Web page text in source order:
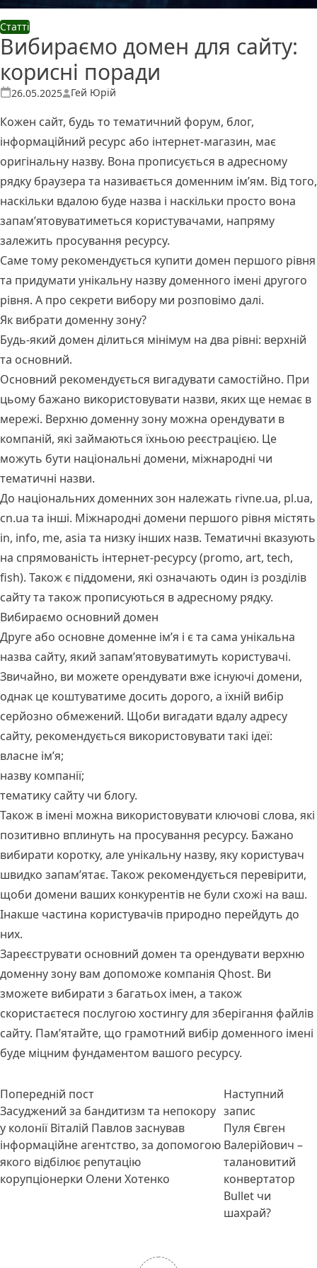
Статті
Вибираємо домен для сайту:
корисні поради
26.05.2025Опубліковано
Гей Юрій
Кожен сайт, будь то тематичний форум, блог,
інформаційний ресурс або інтернет-магазин, має
оригінальну назву. Вона прописується в адресному
рядку браузера та називається доменним ім’ям. Від того,
наскільки вдалою буде назва і наскільки просто вона
запам’ятовуватиметься користувачами, напряму
залежить просування ресурсу.
Саме тому рекомендується купити домен першого рівня
та придумати унікальну назву доменного імені другого
рівня. А про секрети вибору ми розповімо далі.
Як вибрати доменну зону?
Будь-який домен ділиться мінімум на два рівні: верхній
та основний.
Основний рекомендується вигадувати самостійно. При
цьому бажано використовувати назви, яких ще немає в
мережі. Верхню доменну зону можна орендувати в
компаній, які займаються їхньою реєстрацією. Це
можуть бути національні домени, міжнародні чи
тематичні назви.
До національних доменних зон належать rivne.ua, pl.ua,
cn.ua та інші. Міжнародні домени першого рівня містять
in, info, me, asia та низку інших назв. Тематичні вказують
на спрямованість інтернет-ресурсу (promo, art, tech,
fish). Також є піддомени, які означають один із розділів
сайту та також прописуються в адресному рядку.
Вибираємо основний домен
Друге або основне доменне ім’я і є та сама унікальна
назва сайту, який запам’ятовуватимуть користувачі.
Звичайно, ви можете орендувати вже існуючі домени,
однак це коштуватиме досить дорого, а їхній вибір
серйозно обмежений. Щоби вигадати вдалу адресу
сайту, рекомендується використовувати такі ідеї:
власне ім’я;
назву компанії;
тематику сайту чи блогу.
Також в імені можна використовувати ключові слова, які
позитивно вплинуть на просування ресурсу. Бажано
вибирати коротку, але унікальну назву, яку користувач
швидко запам’ятає. Також рекомендується перевірити,
щоби домени ваших конкурентів не були схожі на ваш.
Інакше частина користувачів природно перейдуть до
них.
Зареєструвати основний домен та орендувати верхню
доменну зону вам допоможе компанія Qhost. Ви
зможете вибирати з багатьох імен, а також
скористаєтеся послугою хостингу для зберігання файлів
сайту. Пам’ятайте, що грамотний вибір доменного імені
буде міцним фундаментом вашого ресурсу.
Навігація
записів
Попередній постПопередній запис:
Засуджений за бандитизм та непокору
у колонії Віталій Павлов заснував
інформаційне агентство, за допомогою
якого відбілює репутацію
корупціонерки Олени Хотенко
Наступний
запис
Пуля Євген
Валерійович –
талановитий
конвертатор
Bullet чи
шахрай?